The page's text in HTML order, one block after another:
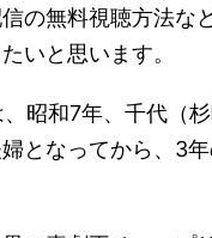
の無料視聴方法な
いと思います。
昭和7年、千代（
婦となってから、3